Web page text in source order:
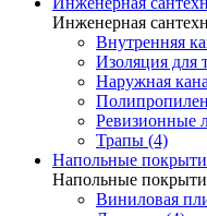
Инженерная
Внутренняя
Изоляция для
Наружная
Ревизионные
Трапы (4)
Напольные
Напольные
Виниловая